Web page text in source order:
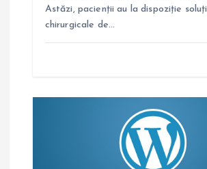
Astăzi, pacienții au la dispoziție
chirurgicale de…